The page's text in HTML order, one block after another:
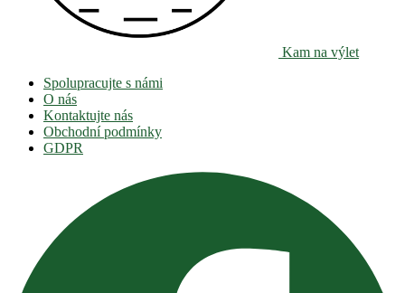
Kam na výlet
Spolupracujte s námi
O nás
Kontaktujte nás
Obchodní podmínky
GDPR